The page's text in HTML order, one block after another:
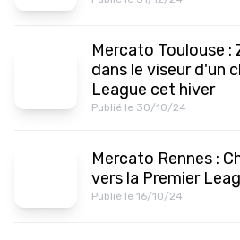
Mercato Toulouse :
dans le viseur d'un
League cet hiver
Publié le 30/10/24
Mercato Rennes :
vers la Premier
Publié le 16/10/24